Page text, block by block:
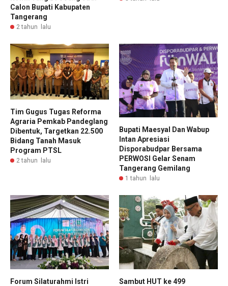
Calon Bupati Kabupaten
Tangerang
2 tahun lalu
Tim Gugus Tugas Reforma
Agraria Pemkab Pandeglang
Dibentuk, Targetkan 22.500
Bidang Tanah Masuk
Program PTSL
2 tahun lalu
Bupati Maesyal Dan Wabup
Intan Apresiasi
Disporabudpar Bersama
PERWOSI Gelar Senam
Tangerang Gemilang
1 tahun lalu
Forum Silaturahmi Istri
Sambut HUT ke 499